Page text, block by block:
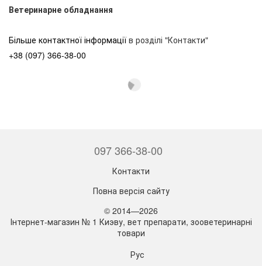
Ветеринарне обладнання
Більше контактної інформації в розділі "Контакти"
+38 (097) 366-38-00
097 366-38-00
Контакти
Повна версія сайту
© 2014—2026
Інтернет-магазин № 1 Киэву, вет препарати, зооветеринарні
товари
Рус